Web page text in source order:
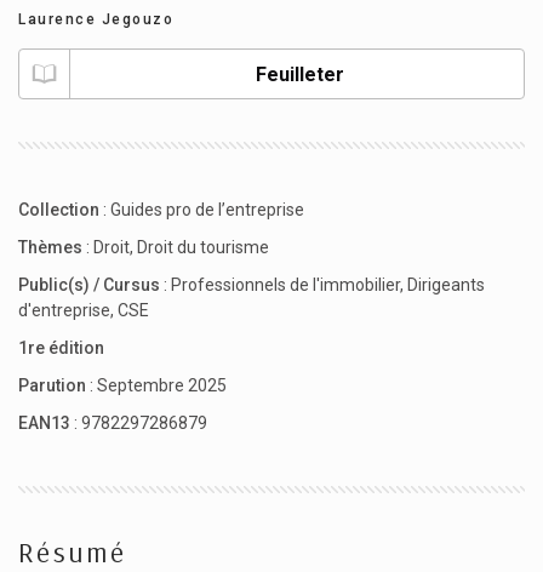
Laurence Jegouzo
Feuilleter
Collection : Guides pro de l’entreprise
Thèmes : Droit, Droit du tourisme
Public(s) / Cursus : Professionnels de l'immobilier, Dirigeants
d'entreprise, CSE
1re édition
Parution : Septembre 2025
EAN13 : 9782297286879
Résumé